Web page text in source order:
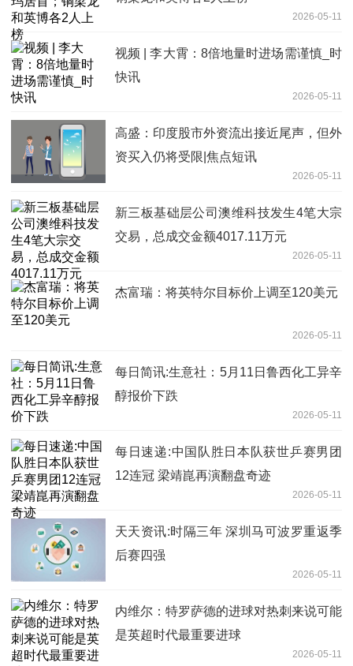
2026-05-11
视频 | 李大霄：8倍地量时进场需谨慎_时
快讯
2026-05-11
高盛：印度股市外资流出接近尾声，但外
资买入仍将受限|焦点短讯
2026-05-11
新三板基础层公司澳维科技发生4笔大宗
交易，总成交金额4017.11万元
2026-05-11
杰富瑞：将英特尔目标价上调至120美元
2026-05-11
每日简讯:生意社：5月11日鲁西化工异辛
醇报价下跌
2026-05-11
每日速递:中国队胜日本队获世乒赛男团
12连冠 梁靖崑再演翻盘奇迹
2026-05-11
天天资讯:时隔三年 深圳马可波罗重返季
后赛四强
2026-05-11
内维尔：特罗萨德的进球对热刺来说可能
是英超时代最重要进球
2026-05-11